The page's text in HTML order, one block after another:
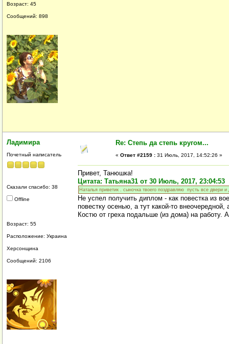
Возраст: 45
Сообщений: 898
Ладимира
Почетный написатель
Сказали спасибо: 38
Offline
Возраст: 55
Расположение: Украина
Херсонщина
Сообщений: 2106
Re: Степь да степь кругом...
« Ответ #2159 : 31 Июль, 2017, 14:52:26 »
Привет, Танюшка!
Цитата: Татьяна31 от 30 Июль, 2017, 23:04:53
Наталья приветик . сыночка твоего поздравляю пусть все двери
Не успел получить диплом - как повестка из
повестку осенью, а тут какой-то
Костю от греха подальше (из дома) на работу.